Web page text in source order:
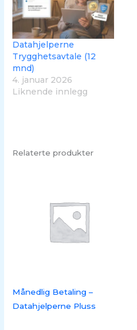
Datahjelperne
Trygghetsavtale (12
mnd)
4. januar 2026
Liknende innlegg
Relaterte produkter
Månedlig Betaling –
Datahjelperne Pluss